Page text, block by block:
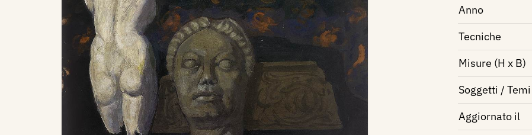
Anno
Tecniche
Misure (H x B)
Soggetti / Temi
Aggiornato il